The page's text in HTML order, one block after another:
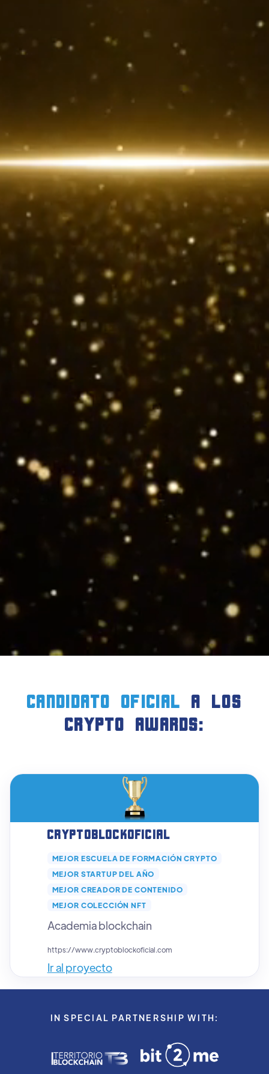
candidato oficial a LOS
crypto AWARDS:
Cryptoblockoficial
MEJOR ESCUELA DE FORMACIÓN CRYPTO
MEJOR STARTUP DEL AÑO
MEJOR CREADOR DE CONTENIDO
MEJOR COLECCIÓN NFT
Academia blockchain
https://www.cryptoblockoficial.com
Ir al proyecto
IN SPECIAL PARTNERSHIP WITH: